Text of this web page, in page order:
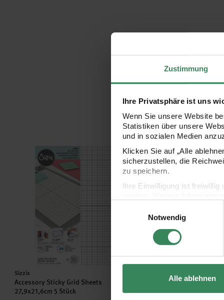
Zustimmung
Ihre Privatsphäre ist uns
Wenn Sie unsere Website
Statistiken über unsere
und in sozialen Medien
Klicken Sie auf „Alle
sicherzustellen, die
zu speichern.
Ihre Einwilligung ist freiwillig
Impressum
Datenschutz
Einwilligungsauswahl
Notwendig
Alle ablehnen
Accessory Sticky Grid Sheets 27,9x21,6cm 5 Stück
Hersteller:
Sizzix
Accessory Sticky Grid Sheets
27,9x21,6cm 5 Stück
Layered Stencils
Hersteller:
Layered Stencils Layered